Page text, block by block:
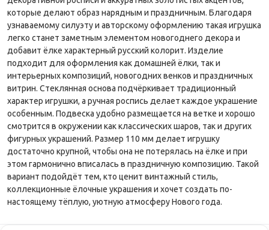
которые делают образ нарядным и праздничным. Благодаря
узнаваемому силуэту и авторскому оформлению такая игрушка
легко станет заметным элементом новогоднего декора и
добавит ёлке характерный русский колорит. Изделие
подходит для оформления как домашней ёлки, так и
интерьерных композиций, новогодних венков и праздничных
витрин. Стеклянная основа подчёркивает традиционный
характер игрушки, а ручная роспись делает каждое украшение
особенным. Подвеска удобно размещается на ветке и хорошо
смотрится в окружении как классических шаров, так и других
фигурных украшений. Размер 110 мм делает игрушку
достаточно крупной, чтобы она не потерялась на ёлке и при
этом гармонично вписалась в праздничную композицию. Такой
вариант подойдёт тем, кто ценит винтажный стиль,
коллекционные ёлочные украшения и хочет создать по-
настоящему тёплую, уютную атмосферу Нового года.